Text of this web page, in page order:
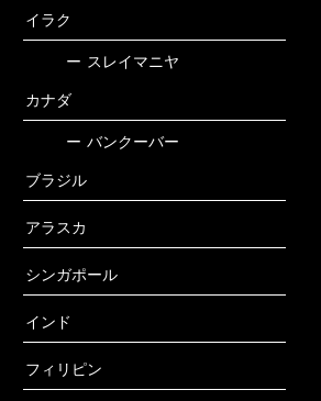
イラク
ー スレイマニヤ
カナダ
ー バンクーバー
ブラジル
アラスカ
シンガポール
インド
フィリピン